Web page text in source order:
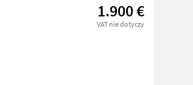
1.900 €
VAT nie dotyczy